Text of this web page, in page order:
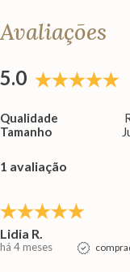
Avaliações
5.0
Qualidade
Tamanho
1 avaliação
Lidia R.
há 4 meses